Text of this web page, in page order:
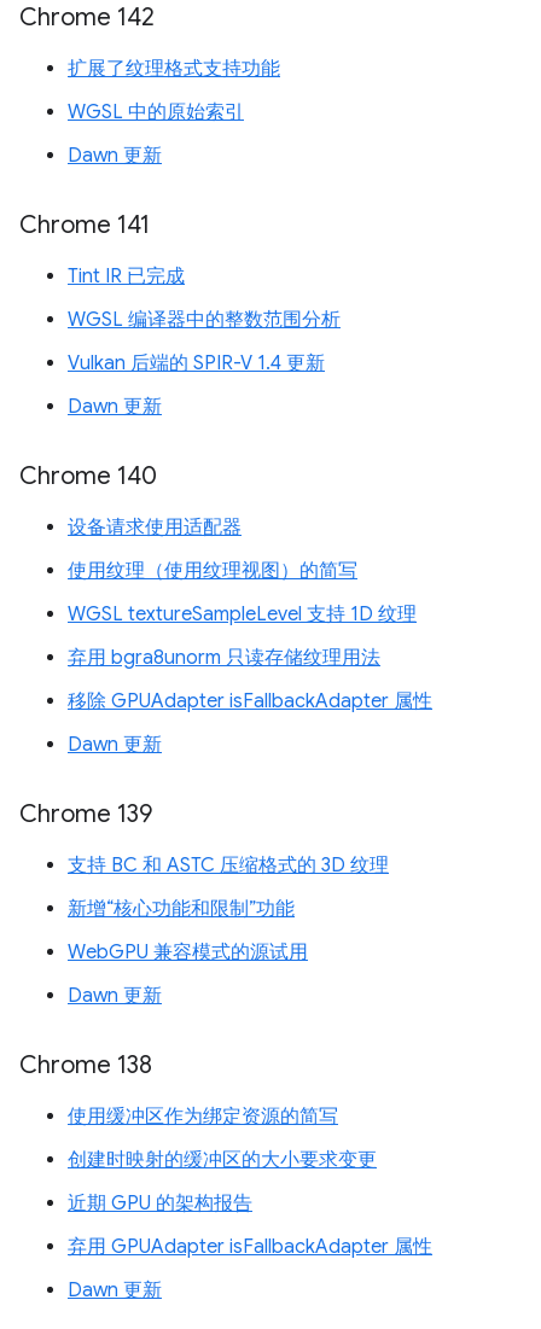
Chrome 142
扩展了纹理格式支持功能
WGSL 中的原始索引
Dawn 更新
Chrome 141
Tint IR 已完成
WGSL 编译器中的整数范围分析
Vulkan 后端的 SPIR-V 1.4 更新
Dawn 更新
Chrome 140
设备请求使用适配器
使用纹理（使用纹理视图）的简写
WGSL textureSampleLevel 支持 1D 纹理
弃用 bgra8unorm 只读存储纹理用法
移除 GPUAdapter isFallbackAdapter 属性
Dawn 更新
Chrome 139
支持 BC 和 ASTC 压缩格式的 3D 纹理
新增“核心功能和限制”功能
WebGPU 兼容模式的源试用
Dawn 更新
Chrome 138
使用缓冲区作为绑定资源的简写
创建时映射的缓冲区的大小要求变更
近期 GPU 的架构报告
弃用 GPUAdapter isFallbackAdapter 属性
Dawn 更新